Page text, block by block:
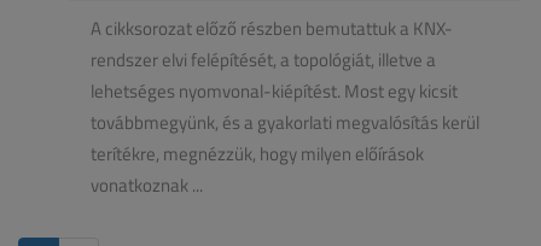
A cikksorozat előző részben bemutattuk a KNX-
rendszer elvi felépítését, a topológiát, illetve a
lehetséges nyomvonal-kiépítést. Most egy kicsit
továbbmegyünk, és a gyakorlati megvalósítás kerül
terítékre, megnézzük, hogy milyen előírások
vonatkoznak ...